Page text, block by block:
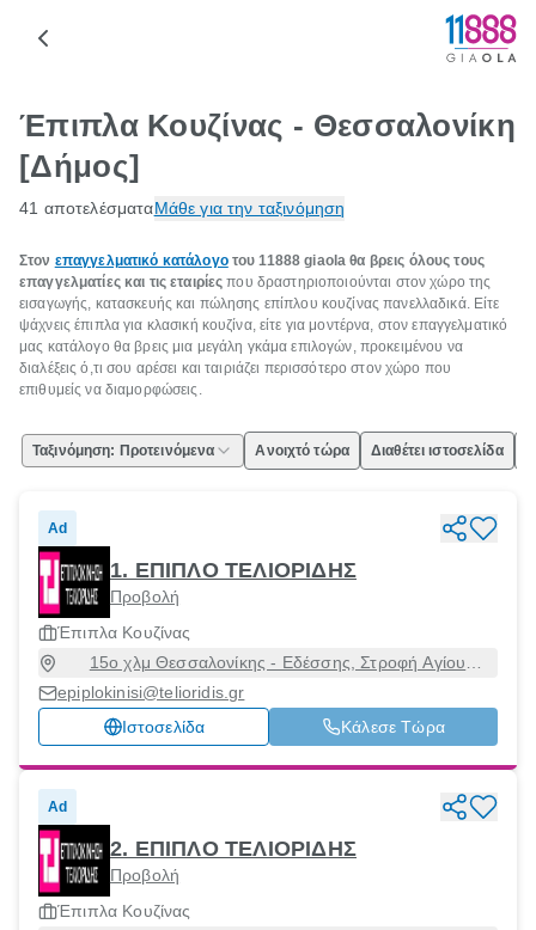
Έπιπλα Κουζίνας - Θεσσαλονίκη
[Δήμος]
41 αποτελέσματαΜάθε για την ταξινόμηση
Στον επαγγελματικό κατάλογοτου 11888 giaola θα βρεις όλους τους
επαγγελματίες και τις εταιρίες που δραστηριοποιούνται στον χώρο της
εισαγωγής, κατασκευής και πώλησης επίπλου κουζίνας πανελλαδικά. Είτε
ψάχνεις έπιπλα για κλασική κουζίνα, είτε για μοντέρνα, στον επαγγελματικό
μας κατάλογο θα βρεις μια μεγάλη γκάμα επιλογών, προκειμένου να
διαλέξεις ό,τι σου αρέσει και ταιριάζει περισσότερο στον χώρο που
επιθυμείς να διαμορφώσεις.
Ταξινόμηση: Προτεινόμενα Ανοιχτό τώρα Διαθέτει ιστοσελίδα
Ad
1. ΕΠΙΠΛΟ ΤΕΛΙΟΡΙΔΗΣ
Προβολή
Έπιπλα Κουζίνας
15ο χλμ Θεσσαλονίκης - Εδέσσης, Στροφή Αγίου
Αθανασίου, Άγιος Αθανάσιος, Θεσσαλονίκη, 57003
epiplokinisi@telioridis.gr
Ιστοσελίδα
Κάλεσε Τώρα
Ad
2. ΕΠΙΠΛΟ ΤΕΛΙΟΡΙΔΗΣ
Προβολή
Έπιπλα Κουζίνας